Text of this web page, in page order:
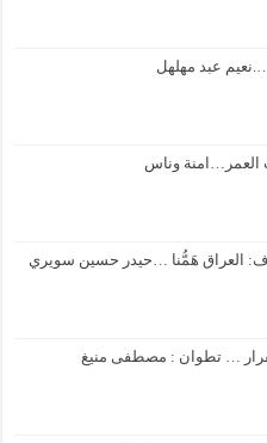
عبد مهلهل
العمر…امنة وناس
العراق هَمُّنا …حيدر حسين سويري
… تطوان : مصطفى منيغ